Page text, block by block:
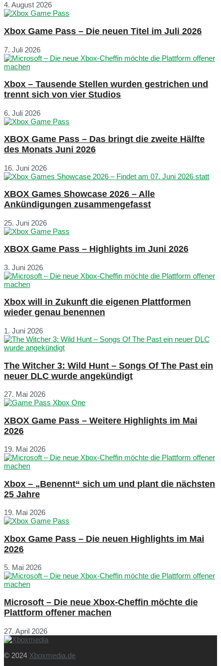
4. August 2026
Xbox Game Pass – Die neuen Titel im Juli 2026
7. Juli 2026
Xbox – Tausende Stellen wurden gestrichen und
trennt sich von vier Studios
6. Juli 2026
XBOX Game Pass – Das bringt die zweite Hälfte
des Monats Juni 2026
16. Juni 2026
XBOX Games Showcase 2026 – Alle
Ankündigungen zusammengefasst
25. Juni 2026
XBOX Game Pass – Highlights im Juni 2026
3. Juni 2026
Xbox will in Zukunft die eigenen Plattformen
wieder genau benennen
1. Juni 2026
The Witcher 3: Wild Hunt – Songs Of The Past ein
neuer DLC wurde angekündigt
27. Mai 2026
XBOX Game Pass – Weitere Highlights im Mai
2026
19. Mai 2026
Xbox – „Benennt“ sich um und plant die nächsten
25 Jahre
19. Mai 2026
Xbox Game Pass – Die neuen Highlights im Mai
2026
5. Mai 2026
Microsoft – Die neue Xbox-Cheffin möchte die
Plattform offener machen
27. April 2026
© 2024 Xboxmedia.de